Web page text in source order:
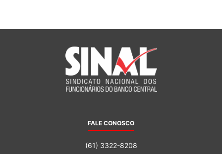
FALE CONOSCO
(61) 3322-8208